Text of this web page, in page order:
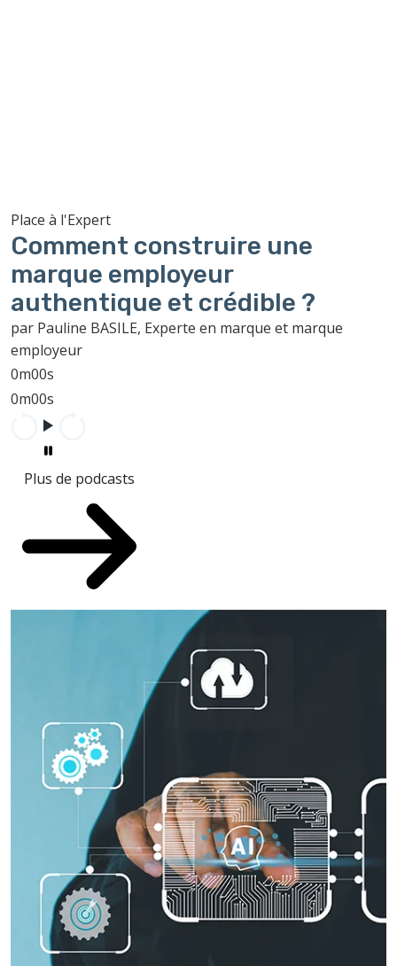
Place à l'Expert
Comment construire une
marque employeur
authentique et crédible ?
par Pauline BASILE, Experte en marque et marque
employeur
0m00s
0m00s
Plus de podcasts